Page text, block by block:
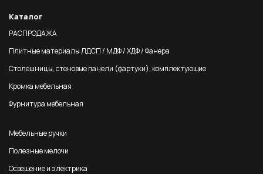
Каталог
РАСПРОДАЖА
Плитные материалы ЛДСП / МДФ / ХДФ / Фанера
Столешницы, стеновые панели (фартуки), комплектующие
Кромка мебельная
Фурнитура мебельная
Мебельные ручки
Полезные мелочи
Освещение и электрика